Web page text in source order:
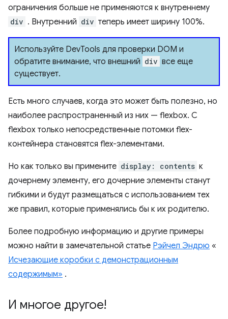
ограничения больше не применяются к внутреннему
div . Внутренний div теперь имеет ширину 100%.
Используйте DevTools для проверки DOM и
обратите внимание, что внешний div все еще
существует.
Есть много случаев, когда это может быть полезно, но
наиболее распространенный из них — flexbox. С
flexbox только непосредственные потомки flex-
контейнера становятся flex-элементами.
Но как только вы примените display: contents к
дочернему элементу, его дочерние элементы станут
гибкими и будут размещаться с использованием тех
же правил, которые применялись бы к их родителю.
Более подробную информацию и другие примеры
можно найти в замечательной статье Рэйчел Эндрю «
Исчезающие коробки с демонстрационным
содержимым» .
И многое другое!